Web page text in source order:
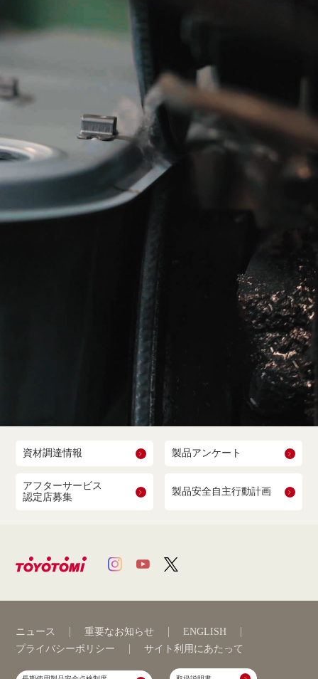
資材調達情報 製品アンケート
アフターサービス
認定店募集
製品安全自主行動計画
ニュース 重要なお知らせ
ENGLISH
プライバシーポリシー
サイト利用にあたって